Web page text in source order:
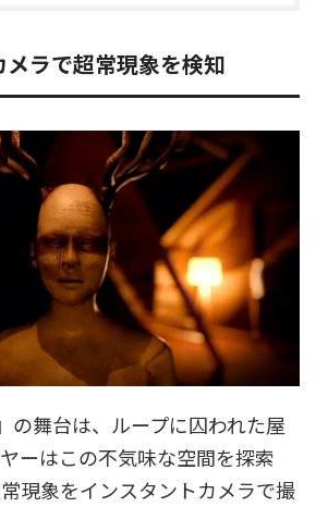
ラで超常現象を検知
の舞台は、ループに囚われた屋
ーはこの不気味な空間を探索
現象をインスタントカメラで撮